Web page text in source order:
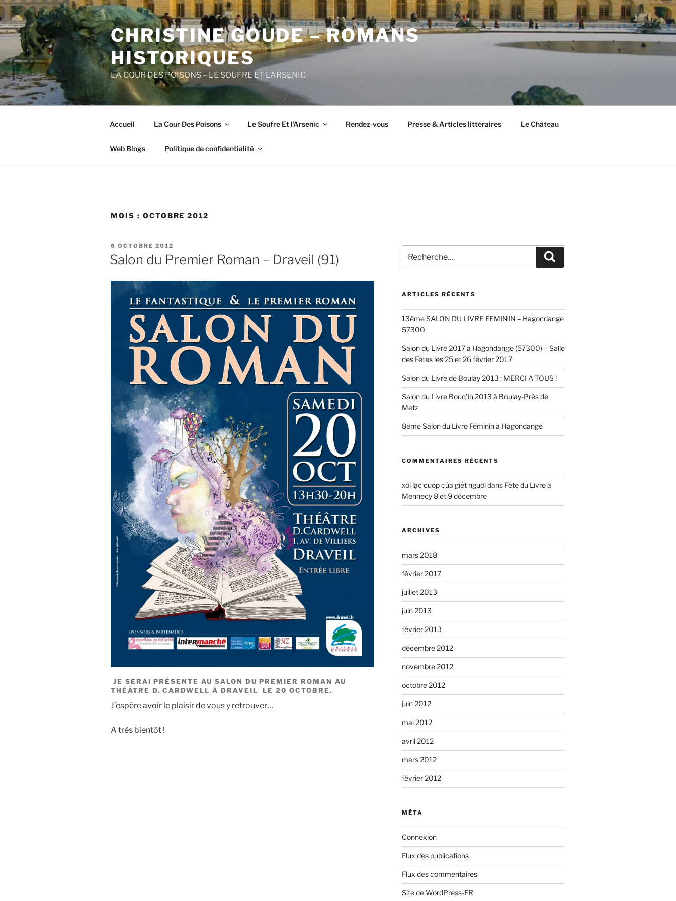
Aller
au
contenu
principal
CHRISTINE GOUDE – ROMANS
HISTORIQUES
LA COUR DES POISONS – LE SOUFRE ET L'ARSENIC
Accueil La Cour Des Poisons Le Soufre Et l’Arsenic Rendez-vous Presse & Articles littéraires Le Château
Web Blogs Politique de confidentialité
MOIS : OCTOBRE 2012
PUBLIÉ
LE
6 OCTOBRE 2012
Salon du Premier Roman – Draveil (91)
JE SERAI PRÉSENTE AU SALON DU PREMIER ROMAN AU
THÉÂTRE D. CARDWELL À DRAVEIL LE 20 OCTOBRE.
J’espère avoir le plaisir de vous y retrouver…
A très bientôt !
pour
:
ARTICLES RÉCENTS
13ème SALON DU LIVRE FEMININ – Hagondange
57300
Salon du Livre 2017 à Hagondange (57300) – Salle
des Fêtes les 25 et 26 février 2017.
Salon du Livre de Boulay 2013 : MERCI A TOUS !
Salon du Livre Bouq’In 2013 à Boulay-Près de
Metz
8ème Salon du Livre Féminin à Hagondange
COMMENTAIRES RÉCENTS
xôi lạc cướp của giết ngườidans Fête du Livre à
Mennecy 8 et 9 décembre
ARCHIVES
mars 2018
février 2017
juillet 2013
juin 2013
février 2013
décembre 2012
novembre 2012
octobre 2012
juin 2012
mai 2012
avril 2012
mars 2012
février 2012
MÉTA
Connexion
Flux des publications
Flux des commentaires
Site de WordPress-FR